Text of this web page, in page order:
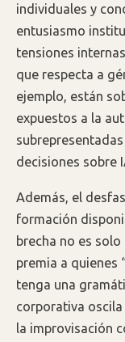
individuales y
entusiasmo
tensiones
que respecta a
ejemplo, están
expuestos a la
decisiones sobre
Además, el
formación
brecha no es
premia a quienes
tenga una
corporativa
la improvisación